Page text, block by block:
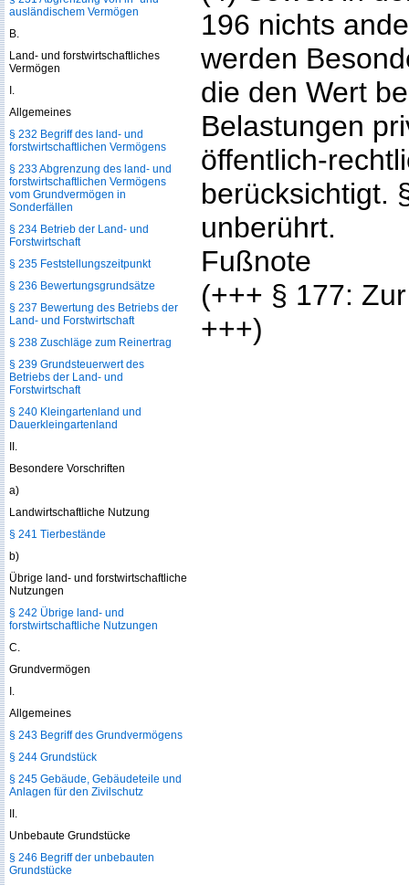
196 nichts
werden
die den Wert
Belastungen
öffentlich-
berücksichtigt.
unberührt.
Fußnote
(+++ § 177:
+++)
ausländischem Vermögen
B.
Land- und forstwirtschaftliches
Vermögen
I.
Allgemeines
§ 232 Begriff des land- und
forstwirtschaftlichen Vermögens
§ 233 Abgrenzung des land- und
forstwirtschaftlichen Vermögens
vom Grundvermögen in
Sonderfällen
§ 234 Betrieb der Land- und
Forstwirtschaft
§ 235 Feststellungszeitpunkt
§ 236 Bewertungsgrundsätze
§ 237 Bewertung des Betriebs der
Land- und Forstwirtschaft
§ 238 Zuschläge zum Reinertrag
§ 239 Grundsteuerwert des
Betriebs der Land- und
Forstwirtschaft
§ 240 Kleingartenland und
Dauerkleingartenland
II.
Besondere Vorschriften
a)
Landwirtschaftliche Nutzung
§ 241 Tierbestände
b)
Übrige land- und forstwirtschaftliche
Nutzungen
§ 242 Übrige land- und
forstwirtschaftliche Nutzungen
C.
Grundvermögen
I.
Allgemeines
§ 243 Begriff des Grundvermögens
§ 244 Grundstück
§ 245 Gebäude, Gebäudeteile und
Anlagen für den Zivilschutz
II.
Unbebaute Grundstücke
§ 246 Begriff der unbebauten
Grundstücke